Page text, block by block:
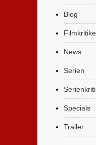
Blog
News
Serien
Specials
Trailer